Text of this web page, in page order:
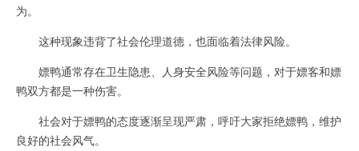
为。
这种现象违背了社会伦理道德，也面临着法律风险。
嫖鸭通常存在卫生隐患、人身安全风险等问题，对于嫖客和嫖
鸭双方都是一种伤害。
社会对于嫖鸭的态度逐渐呈现严肃，呼吁大家拒绝嫖鸭，维护
良好的社会风气。